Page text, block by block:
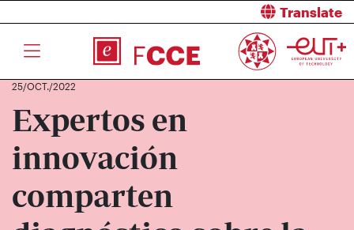
Translate
25/OCT./2022
Expertos en
innovación
comparten